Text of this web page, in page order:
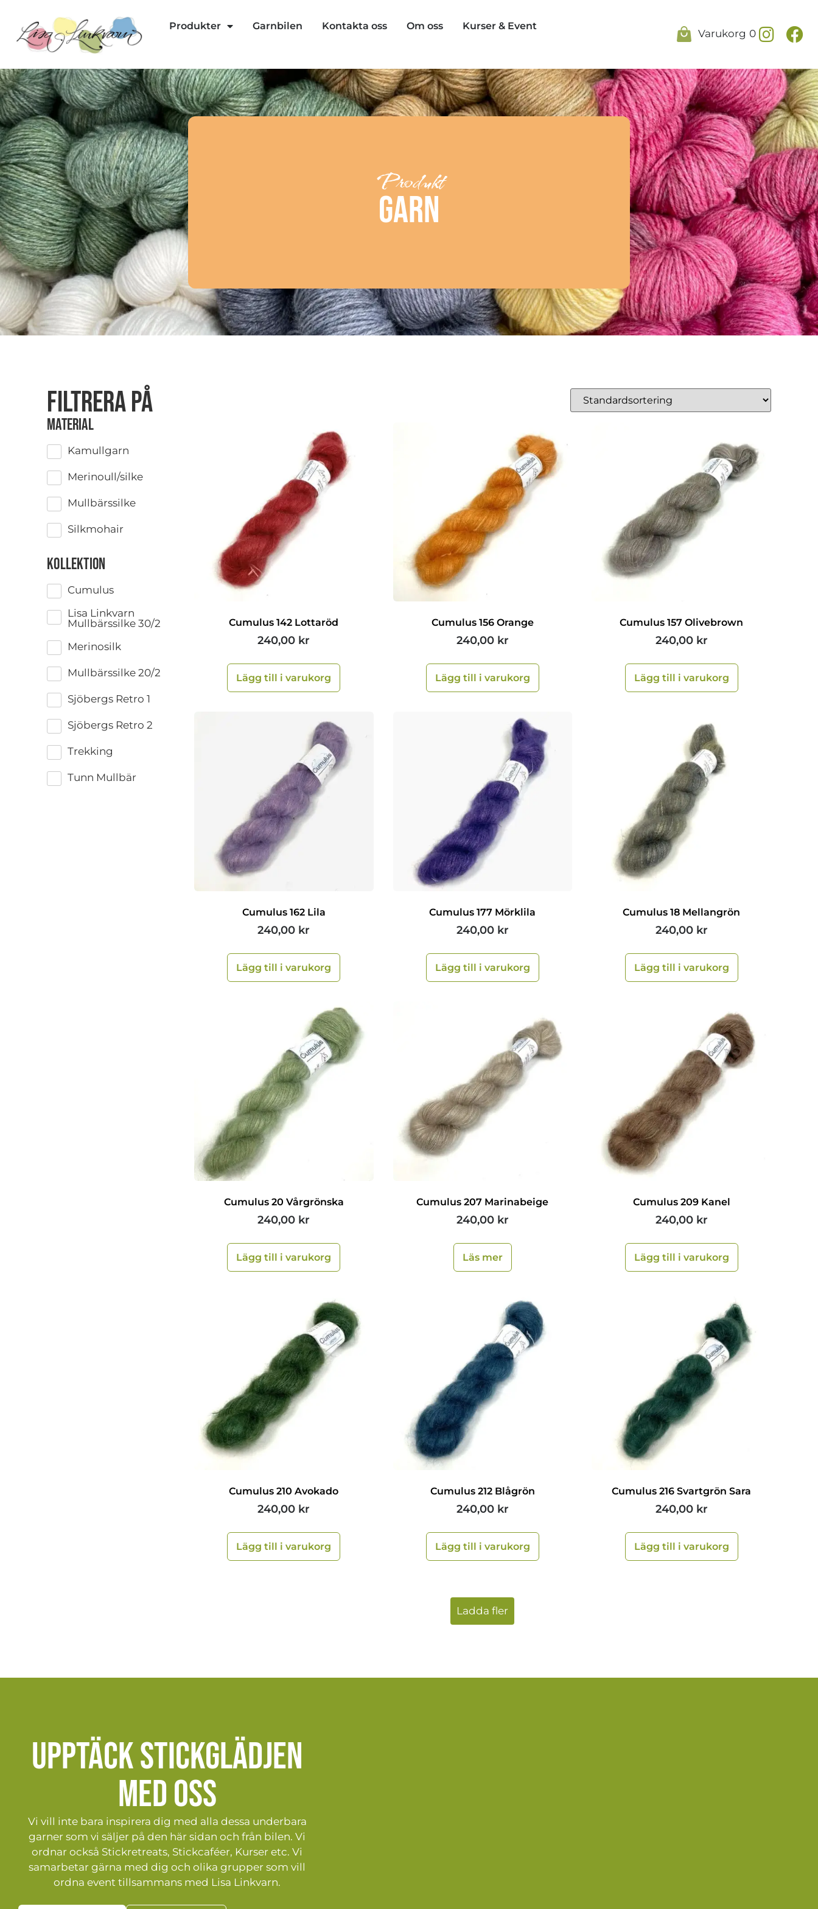
Produkter Garnbilen Kontakta oss Om oss Kurser & Event
Varukorg 0
Produkt
Garn
Filtrera på
Material
Kamullgarn
Merinoull/silke
Mullbärssilke
Silkmohair
Kollektion
Cumulus
Lisa Linkvarn
Mullbärssilke 30/2
Merinosilk
Mullbärssilke 20/2
Sjöbergs Retro 1
Sjöbergs Retro 2
Trekking
Tunn Mullbär
Cumulus 142 Lottaröd
240,00 kr
Lägg till i varukorg
Cumulus 156 Orange
240,00 kr
Lägg till i varukorg
Cumulus 157 Olivebrown
240,00 kr
Lägg till i varukorg
Cumulus 162 Lila
240,00 kr
Lägg till i varukorg
Cumulus 177 Mörklila
240,00 kr
Lägg till i varukorg
Cumulus 18 Mellangrön
240,00 kr
Lägg till i varukorg
Cumulus 20 Vårgrönska
240,00 kr
Lägg till i varukorg
Cumulus 207 Marinabeige
240,00 kr
Läs mer
Cumulus 209 Kanel
240,00 kr
Lägg till i varukorg
Cumulus 210 Avokado
240,00 kr
Lägg till i varukorg
Cumulus 212 Blågrön
240,00 kr
Lägg till i varukorg
Cumulus 216 Svartgrön Sara
240,00 kr
Lägg till i varukorg
Ladda fler
Upptäck stickglädjen
med oss
Vi vill inte bara inspirera dig med alla dessa underbara
garner som vi säljer på den här sidan och från bilen. Vi
ordnar också Stickretreats, Stickcaféer, Kurser etc. Vi
samarbetar gärna med dig och olika grupper som vill
ordna event tillsammans med Lisa Linkvarn.